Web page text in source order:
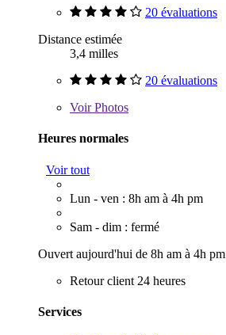
20 évaluations
Distance estimée
3,4 milles
20 évaluations
VoirPhotos
Heures normales
Voir tout
Lun - ven : 8h am à 4h pm
Sam - dim : fermé
Ouvert aujourd'hui de 8h am à 4h pm
Retour client 24 heures
Services